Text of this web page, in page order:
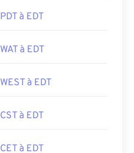
PDT à EDT
WAT à EDT
WEST à EDT
CST à EDT
CET à EDT